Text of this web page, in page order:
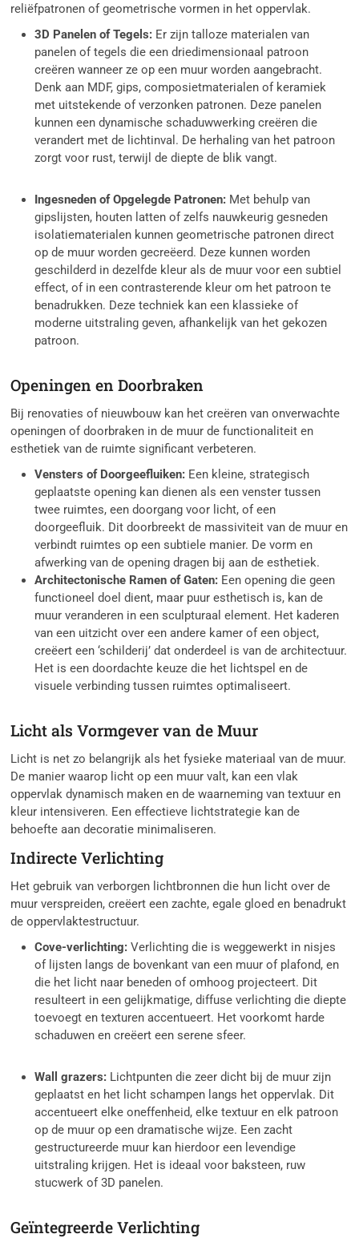
reliëfpatronen of geometrische vormen in het oppervlak.
3D Panelen of Tegels: Er zijn talloze materialen van
panelen of tegels die een driedimensionaal patroon
creëren wanneer ze op een muur worden aangebracht.
Denk aan MDF, gips, composietmaterialen of keramiek
met uitstekende of verzonken patronen. Deze panelen
kunnen een dynamische schaduwwerking creëren die
verandert met de lichtinval. De herhaling van het patroon
zorgt voor rust, terwijl de diepte de blik vangt.
Ingesneden of Opgelegde Patronen: Met behulp van
gipslijsten, houten latten of zelfs nauwkeurig gesneden
isolatiematerialen kunnen geometrische patronen direct
op de muur worden gecreëerd. Deze kunnen worden
geschilderd in dezelfde kleur als de muur voor een subtiel
effect, of in een contrasterende kleur om het patroon te
benadrukken. Deze techniek kan een klassieke of
moderne uitstraling geven, afhankelijk van het gekozen
patroon.
Openingen en Doorbraken
Bij renovaties of nieuwbouw kan het creëren van onverwachte
openingen of doorbraken in de muur de functionaliteit en
esthetiek van de ruimte significant verbeteren.
Vensters of Doorgeefluiken: Een kleine, strategisch
geplaatste opening kan dienen als een venster tussen
twee ruimtes, een doorgang voor licht, of een
doorgeefluik. Dit doorbreekt de massiviteit van de muur en
verbindt ruimtes op een subtiele manier. De vorm en
afwerking van de opening dragen bij aan de esthetiek.
Architectonische Ramen of Gaten: Een opening die geen
functioneel doel dient, maar puur esthetisch is, kan de
muur veranderen in een sculpturaal element. Het kaderen
van een uitzicht over een andere kamer of een object,
creëert een ‘schilderij’ dat onderdeel is van de architectuur.
Het is een doordachte keuze die het lichtspel en de
visuele verbinding tussen ruimtes optimaliseert.
Licht als Vormgever van de Muur
Licht is net zo belangrijk als het fysieke materiaal van de muur.
De manier waarop licht op een muur valt, kan een vlak
oppervlak dynamisch maken en de waarneming van textuur en
kleur intensiveren. Een effectieve lichtstrategie kan de
behoefte aan decoratie minimaliseren.
Indirecte Verlichting
Het gebruik van verborgen lichtbronnen die hun licht over de
muur verspreiden, creëert een zachte, egale gloed en benadrukt
de oppervlaktestructuur.
Cove-verlichting: Verlichting die is weggewerkt in nisjes
of lijsten langs de bovenkant van een muur of plafond, en
die het licht naar beneden of omhoog projecteert. Dit
resulteert in een gelijkmatige, diffuse verlichting die diepte
toevoegt en texturen accentueert. Het voorkomt harde
schaduwen en creëert een serene sfeer.
Wall grazers: Lichtpunten die zeer dicht bij de muur zijn
geplaatst en het licht schampen langs het oppervlak. Dit
accentueert elke oneffenheid, elke textuur en elk patroon
op de muur op een dramatische wijze. Een zacht
gestructureerde muur kan hierdoor een levendige
uitstraling krijgen. Het is ideaal voor baksteen, ruw
stucwerk of 3D panelen.
Geïntegreerde Verlichting